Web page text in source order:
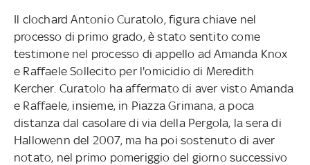
Il clochard Antonio Curatolo, figura chiave nel
processo di primo grado, è stato sentito come
testimone nel processo di appello ad Amanda Knox
e Raffaele Sollecito per l'omicidio di Meredith
Kercher. Curatolo ha affermato di aver visto Amanda
e Raffaele, insieme, in Piazza Grimana, a poca
distanza dal casolare di via della Pergola, la sera di
Hallowenn del 2007, ma ha poi sostenuto di aver
notato, nel primo pomeriggio del giorno successivo